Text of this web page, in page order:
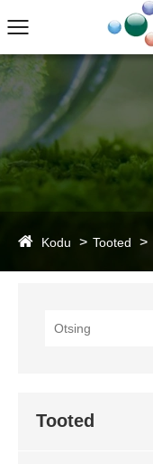
Kodu Tooted
Tooted